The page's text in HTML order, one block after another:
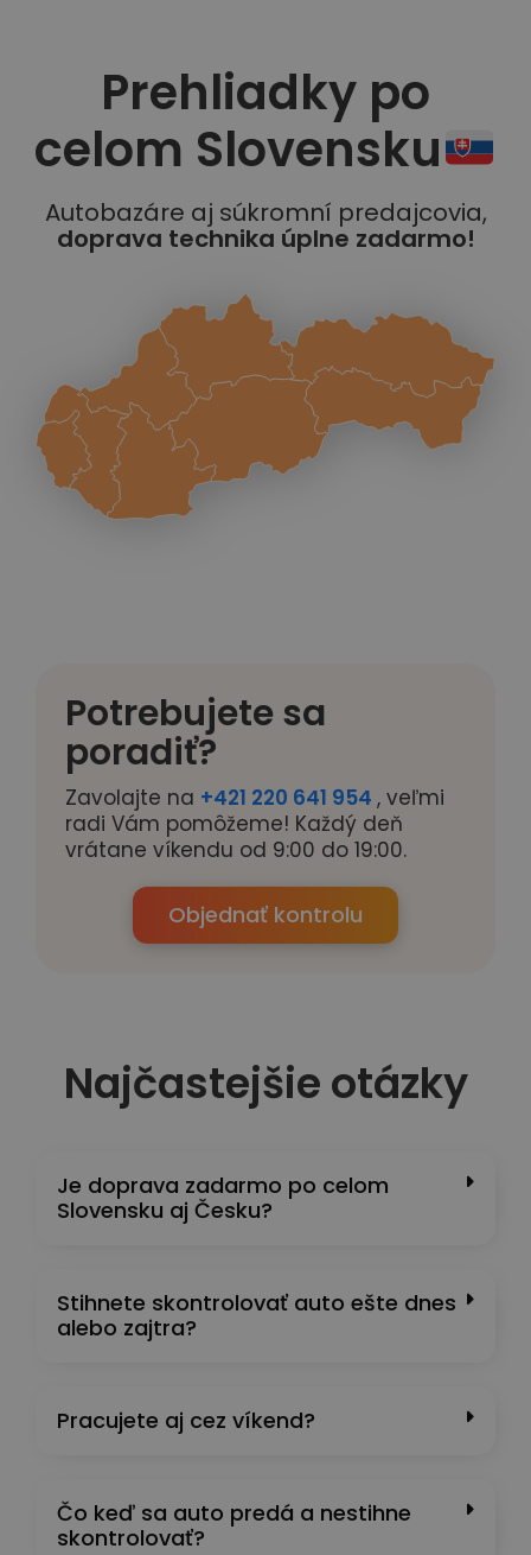
Prehliadky po
celom Slovensku
Autobazáre aj súkromní predajcovia,
doprava technika úplne zadarmo!
Potrebujete sa
poradiť?
Zavolajte na +421 220 641 954 , veľmi
radi Vám pomôžeme! Každý deň
vrátane víkendu od 9:00 do 19:00.
Objednať kontrolu
Najčastejšie otázky
Je doprava zadarmo po celom
Slovensku aj Česku?
Stihnete skontrolovať auto ešte dnes
alebo zajtra?
Pracujete aj cez víkend?
Čo keď sa auto predá a nestihne
skontrolovať?